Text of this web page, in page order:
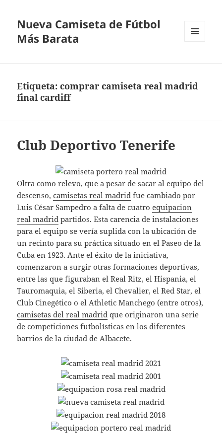
Nueva Camiseta de Fútbol
Más Barata
Etiqueta:comprar camiseta real madrid
final cardiff
Club Deportivo Tenerife
Oltra como relevo, que a pesar de sacar al equipo del
descenso,camisetas real madrid fue cambiado por
Luis César Sampedro a falta de cuatroequipacion
real madrid partidos. Esta carencia de instalaciones
para el equipo se vería suplida con la ubicación de
un recinto para su práctica situado en el Paseo de la
Cuba en 1923. Ante el éxito de la iniciativa,
comenzaron a surgir otras formaciones deportivas,
entre las que figuraban el Real Ritz, el Hispania, el
Tauromaquia, el Siberia, el Chevalier, el Red Star, el
Club Cinegético o el Athletic Manchego (entre otros),
camisetas del real madrid que originaron una serie
de competiciones futbolísticas en los diferentes
barrios de la ciudad de Albacete.